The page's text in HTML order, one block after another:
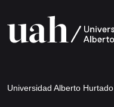
Universidad Alberto Hurtado